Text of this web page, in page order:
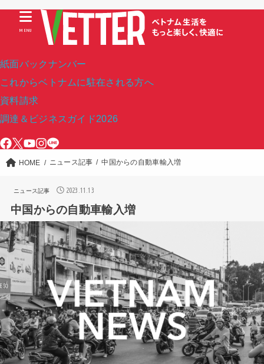
紙面バックナンバー
これからベトナムに駐在される方へ
資料請求
調達＆ビジネスガイド2026
MENU
HOME ニュース記事 中国からの自動車輸入増
ニュース記事 2023.11.13
中国からの自動車輸入増